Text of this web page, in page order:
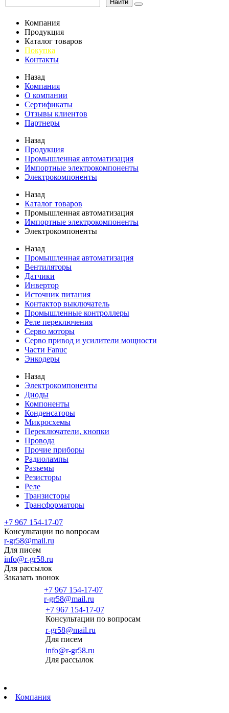
Найти
Компания
Продукция
Каталог товаров
Покупка
Контакты
Назад
Компания
О компании
Сертификаты
Отзывы клиентов
Партнеры
Назад
Продукция
Промышленная автоматизация
Импортные электрокомпоненты
Электрокомпоненты
Назад
Каталог товаров
Промышленная автоматизация
Импортные электрокомпоненты
Электрокомпоненты
Назад
Промышленная автоматизация
Вентиляторы
Датчики
Инвертор
Источник питания
Контактор выключатель
Промышленные контроллеры
Реле переключения
Серво моторы
Серво привод и усилители мощности
Части Fanuc
Энкодеры
Назад
Электрокомпоненты
Диоды
Компоненты
Конденсаторы
Микросхемы
Переключатели, кнопки
Провода
Прочие приборы
Радиолампы
Разъемы
Резисторы
Реле
Транзисторы
Трансформаторы
+7 967 154-17-07
Консультации по вопросам
r-gr58@mail.ru
Для писем
info@r-gr58.ru
Для рассылок
Заказать звонок
+7 967 154-17-07
r-gr58@mail.ru
+7 967 154-17-07
Консультации по вопросам
r-gr58@mail.ru
Для писем
info@r-gr58.ru
Для рассылок
Компания